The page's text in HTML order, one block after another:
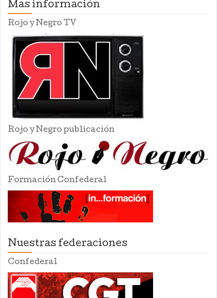
Mas información
Rojo y Negro TV
Rojo y Negro publicación
Formación Confederal
Nuestras federaciones
Confederal